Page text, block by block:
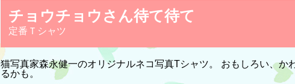
チョウチョウさん待て待て
定番Ｔシャツ
猫写真家森永健一のオリジナルネコ写真Tシャツ。 おもしろい、か
るかも。